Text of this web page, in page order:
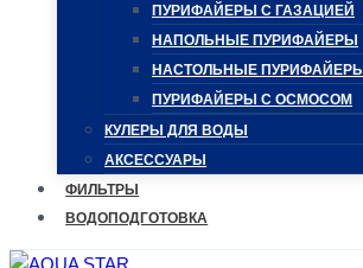
ПУРИФАЙЕРЫ С ГАЗАЦИЕЙ
НАПОЛЬНЫЕ ПУРИФАЙЕРЫ
НАСТОЛЬНЫЕ ПУРИФАЙЕРЫ
ПУРИФАЙЕРЫ С ОСМОСОМ
КУЛЕРЫ ДЛЯ ВОДЫ
АКСЕССУАРЫ
ФИЛЬТРЫ
ВОДОПОДГОТОВКА